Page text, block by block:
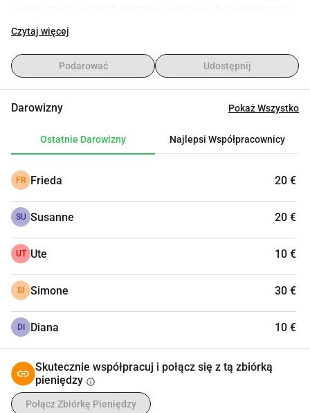
wydarzenia, potrzebujemy jeszcze wsparcia finansowego.
opowiadasz się za sprawiedliwym światem, w którym
równość szans jest wypełniona życiem i solidarnością,
najmniejsza kwota, ma znaczenie!
Czytaj więcej
Podarować Udostępnij
Darowizny Pokaż Wszystko
Ostatnie Darowizny Najlepsi Współpracownicy
FR Frieda 20 €
SU Susanne 20 €
UT Ute 10 €
SI Simone 30 €
DI Diana 10 €
Skutecznie współpracuj i połącz się z tą zbiórką
pieniędzy info
Połącz Zbiórkę Pieniędzy